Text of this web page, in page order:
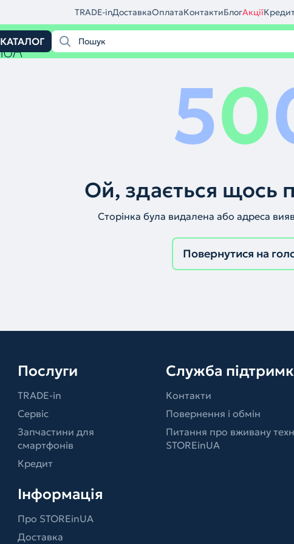
TRADE-inДоставкаОплатаКонтактиБлогАкції
КАТАЛОГ
50
Ой, здається щось
Сторінка була видалена або адреса
Повернутися на
Послуги
TRADE-in
Сервіс
Запчастини для
смартфонів
Кредит
Інформація
Про STOREinUA
Доставка
Служба
Контакти
Повернення і обмін
Питання про вживану
STOREinUA